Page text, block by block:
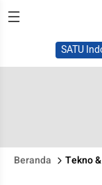
SATU
Beranda Tekno